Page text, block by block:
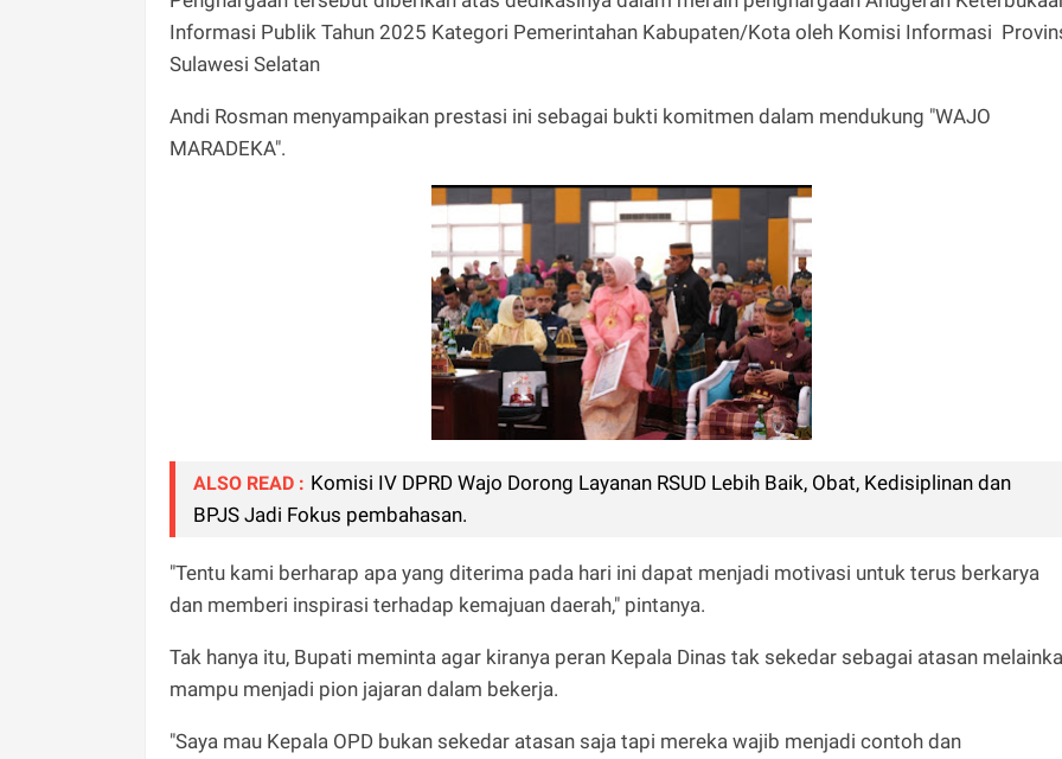
Informasi Publik Tahun 2025 Kategori Pemerintahan Kabupaten/Kota oleh Komisi Informasi
Sulawesi Selatan
Andi Rosman menyampaikan prestasi ini sebagai bukti komitmen dalam mendukung "WAJO
MARADEKA".
ALSO READ : Komisi IV DPRD Wajo Dorong Layanan RSUD Lebih Baik, Obat, Kedisiplinan dan
BPJS Jadi Fokus pembahasan.
"Tentu kami berharap apa yang diterima pada hari ini dapat menjadi motivasi untuk terus berkarya
dan memberi inspirasi terhadap kemajuan daerah," pintanya.
Tak hanya itu, Bupati meminta agar kiranya peran Kepala Dinas tak sekedar sebagai atasan
mampu menjadi pion jajaran dalam bekerja.
"Saya mau Kepala OPD bukan sekedar atasan saja tapi mereka wajib menjadi contoh dan